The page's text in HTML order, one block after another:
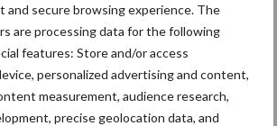
and secure browsing experience. The
are processing data for the following
features: Store and/or access
personalized advertising and content,
measurement, audience research,
precise geolocation data, and
De speenhuid: een vaak
onderschatte risicofactor
voor mastitis